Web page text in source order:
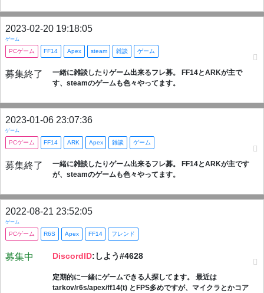
2023-02-20 19:18:05
ゲーム
PCゲーム FF14 Apex steam 雑談 ゲーム
募集終了
一緒に雑談したりゲーム出来るフレ募。 FF14とARKが主で
す、steamのゲームも色々やってます。
2023-01-06 23:07:36
ゲーム
PCゲーム FF14 ARK Apex 雑談 ゲーム
募集終了
一緒に雑談したりゲーム出来るフレ募。 FF14とARKが主です
が、steamのゲームも色々やってます。
2022-08-21 23:52:05
ゲーム
PCゲーム R6S Apex FF14 フレンド
募集中 DiscordID:しよう#4628
定期的に一緒にゲームできる人探してます。 最近は
tarkov/r6s/apex/ff14(t) とFPS多めですが、マイクラとかコア